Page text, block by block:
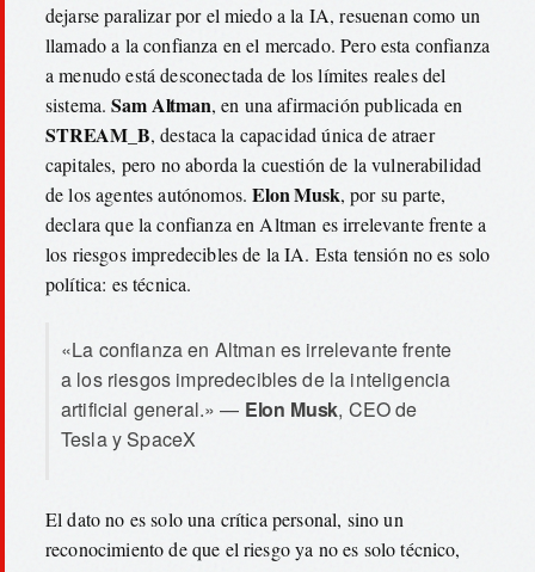
dejarse paralizar por el miedo a la IA, resuenan como un
llamado a la confianza en el mercado. Pero esta confianza
a menudo está desconectada de los límites reales del
sistema.Sam Altman, en una afirmación publicada en
STREAM_B, destaca la capacidad única de atraer
capitales, pero no aborda la cuestión de la vulnerabilidad
de los agentes autónomos.Elon Musk, por su parte,
declara que la confianza en Altman es irrelevante frente a
los riesgos impredecibles de la IA. Esta tensión no es solo
política: es técnica.
«La confianza en Altman es irrelevante frente
a los riesgos impredecibles de la inteligencia
artificial general.» — Elon Musk, CEO de
Tesla y SpaceX
El dato no es solo una crítica personal, sino un
reconocimiento de que el riesgo ya no es solo técnico,